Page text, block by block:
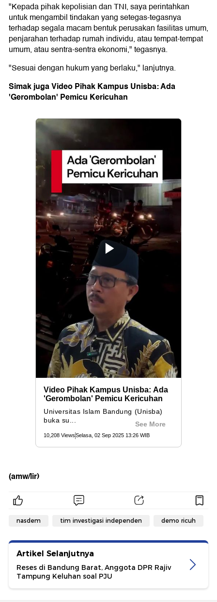
"Kepada pihak kepolisian dan TNI, saya perintahkan
untuk mengambil tindakan yang setegas-tegasnya
terhadap segala macam bentuk perusakan fasilitas umum,
penjarahan terhadap rumah individu, atau tempat-tempat
umum, atau sentra-sentra ekonomi," tegasnya.
"Sesuai dengan hukum yang berlaku," lanjutnya.
Simak juga Video Pihak Kampus Unisba: Ada
'Gerombolan' Pemicu Kericuhan
(amw/lir)
nasdem tim investigasi independen demo ricuh
Artikel Selanjutnya
Reses di Bandung Barat, Anggota DPR Rajiv
Tampung Keluhan soal PJU